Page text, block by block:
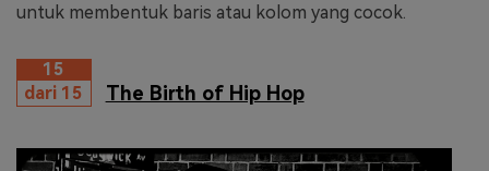
untuk membentuk baris atau kolom yang cocok.
15
dari 15
The Birth of Hip Hop